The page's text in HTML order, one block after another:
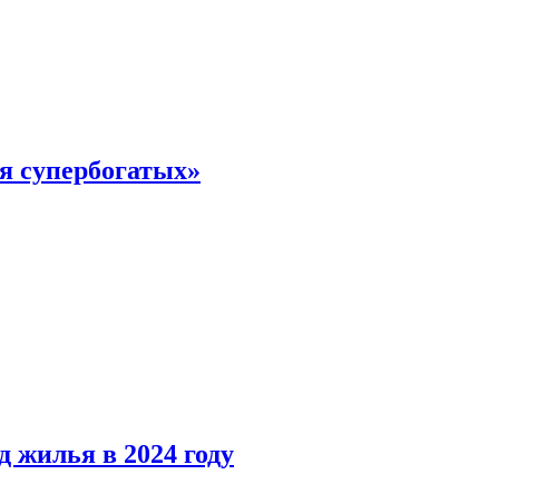
супербогатых»
в 2024 году